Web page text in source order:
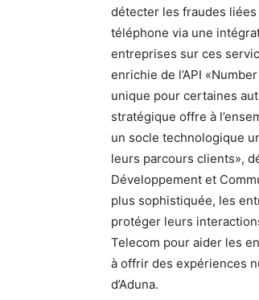
détecter les fraudes liées
téléphone via une
entreprises sur ces
enrichie de l’API
unique pour certaines
stratégique offre à
un socle technologique
leurs parcours clients»,
Développement et
plus sophistiquée, les
protéger leurs
Telecom pour aider les
à offrir des expériences
d’Aduna.